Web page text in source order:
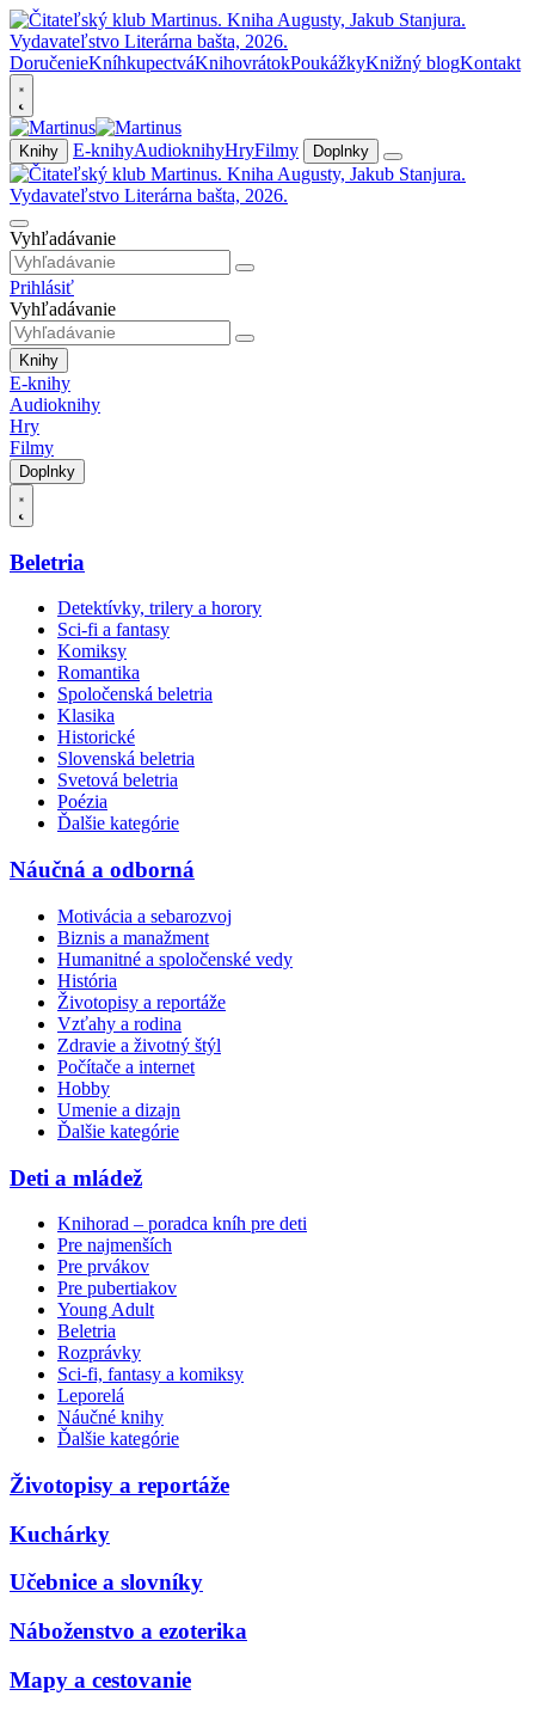
DoručenieKníhkupectváKnihovrátokPoukážkyKnižný blogKontakt
Knihy E-knihyAudioknihyHryFilmy Doplnky
Vyhľadávanie
Prihlásiť
Vyhľadávanie
Knihy
E-knihy
Audioknihy
Hry
Filmy
Doplnky
Beletria
Detektívky, trilery a horory
Sci-fi a fantasy
Komiksy
Romantika
Spoločenská beletria
Klasika
Historické
Slovenská beletria
Svetová beletria
Poézia
Ďalšie kategórie
Náučná a odborná
Motivácia a sebarozvoj
Biznis a manažment
Humanitné a spoločenské vedy
História
Životopisy a reportáže
Vzťahy a rodina
Zdravie a životný štýl
Počítače a internet
Hobby
Umenie a dizajn
Ďalšie kategórie
Deti a mládež
Knihorad – poradca kníh pre deti
Pre najmenších
Pre prvákov
Pre pubertiakov
Young Adult
Beletria
Rozprávky
Sci-fi, fantasy a komiksy
Leporelá
Náučné knihy
Ďalšie kategórie
Životopisy a reportáže
Kuchárky
Učebnice a slovníky
Náboženstvo a ezoterika
Mapy a cestovanie